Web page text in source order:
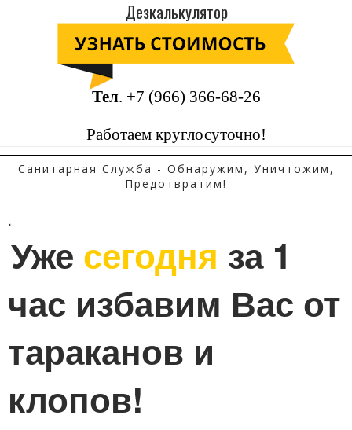
Дезкалькулятор
Тел. +7 (966) 366-68-26
Работаем круглосуточно!
Санитарная Служба - Обнаружим, Уничтожим,
Предотвратим!
.
Уже сегодня за 1
час избавим Вас от
тараканов и
клопов!